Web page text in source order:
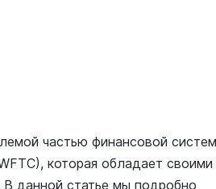
частью финансовой
которая обладает своими
данной статье мы подробно